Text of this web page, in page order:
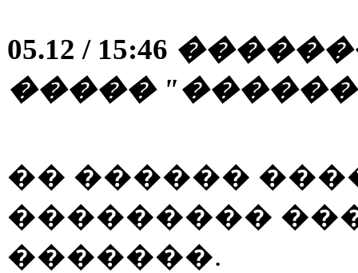
05.12 / 15:46
�����
�� ������
���������
�������.